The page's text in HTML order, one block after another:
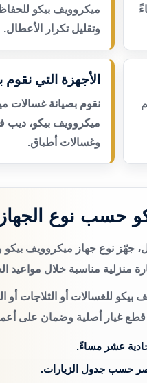
ميكروويف بيكو
وتقليل تكرار الأعطال.
الأجهزة التي نقوم
نقوم بصيانة غسالات
ميكروويف بيكو، ديب
وغسالات أطباق.
حسب نوع
جهّز نوع جهاز ميكروويف
منزلية مناسبة خلال مواعيد
للغسالات أو الثلاجات أو
قطع غيار أصلية وضمان على
عشر مساءً.
حسب جدول الزيارات.